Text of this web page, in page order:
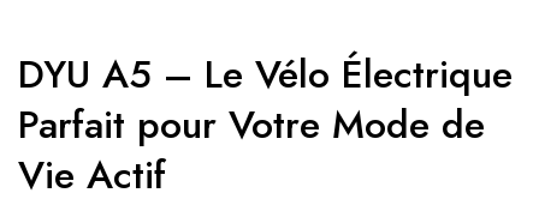
DYU A5 – Le Vélo Électrique
Parfait pour Votre Mode de
Vie Actif